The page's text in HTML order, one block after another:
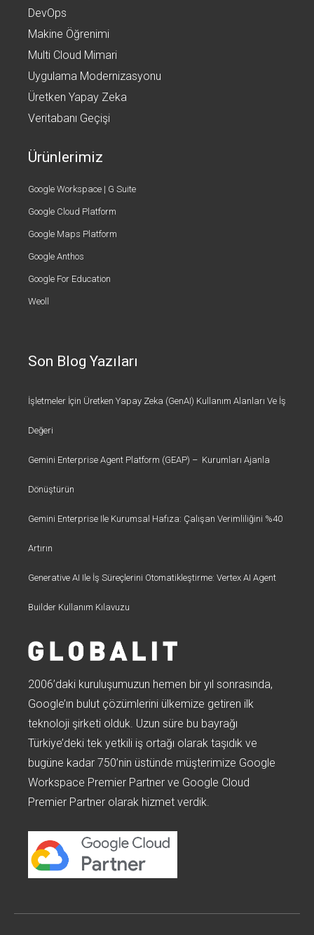
DevOps
Makine Öğrenimi
Multi Cloud Mimari
Uygulama Modernizasyonu
Üretken Yapay Zeka
Veritabanı Geçişi
Ürünlerimiz
Google Workspace | G Suite
Google Cloud Platform
Google Maps Platform
Google Anthos
Google For Education
Weoll
Son Blog Yazıları
İşletmeler İçin Üretken Yapay Zeka (GenAI) Kullanım Alanları Ve İş
Değeri
Gemini Enterprise Agent Platform (GEAP) – Kurumları Ajanla
Dönüştürün
Gemini Enterprise Ile Kurumsal Hafıza: Çalışan Verimliliğini %40
Artırın
Generative AI Ile İş Süreçlerini Otomatikleştirme: Vertex AI Agent
Builder Kullanım Kılavuzu
2006’daki kuruluşumuzun hemen bir yıl sonrasında,
Google’ın bulut çözümlerini ülkemize getiren ilk
teknoloji şirketi olduk. Uzun süre bu bayrağı
Türkiye’deki tek yetkili iş ortağı olarak taşıdık ve
bugüne kadar 750’nin üstünde müşterimize Google
Workspace Premier Partner ve Google Cloud
Premier Partner olarak hizmet verdik.